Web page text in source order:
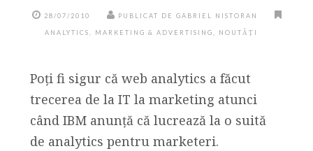
28/07/2010 PUBLICAT DE GABRIEL NISTORAN
ANALYTICS MARKETING & ADVERTISING NOUTĂȚI
Poți fi sigur că web analytics a făcut
trecerea de la IT la marketing atunci
când IBM anunță că lucrează la o suită
de analytics pentru marketeri.